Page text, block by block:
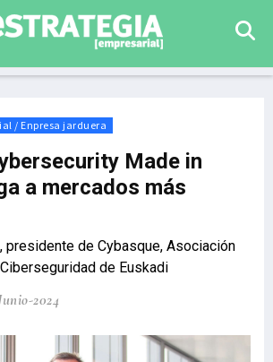
/ Enpresa jarduera
Made in
a mercados más
presidente de Cybasque, Asociación
de Euskadi
2024